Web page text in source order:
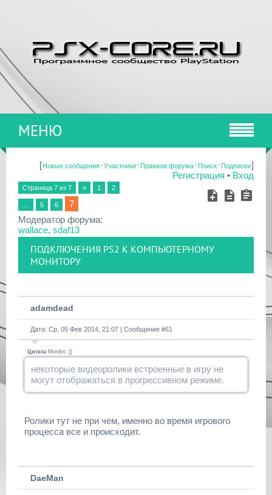
МЕНЮ
[Новые сообщения·Участники·Правила форума·Поиск·Подписки]
Регистрация • Вход
Страница 7 из 7 « 1 2
5 6
7
Модератор форума:
wallace, sdaf13
ПОДКЛЮЧЕНИЯ PS2 К КОМПЬЮТЕРНОМУ
МОНИТОРУ
adamdead
Дата: Ср, 05 Фев 2014, 21:07 | Сообщение #61
Цитата Mordoc ()
некоторые видеоролики встроенные в игру не
могут отображаться в прогрессивном режиме.
Ролики тут не при чем, именно во время игрового
процесса все и происходит.
DaeMan